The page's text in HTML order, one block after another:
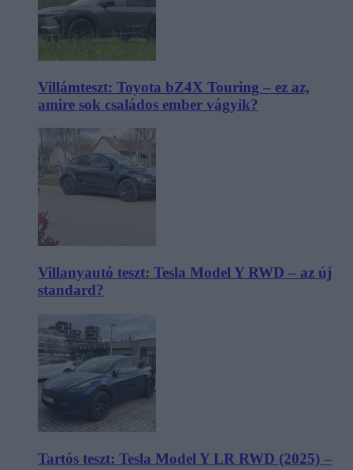
Villámteszt: Toyota bZ4X Touring – ez az,
amire sok családos ember vágyik?
Villanyautó teszt: Tesla Model Y RWD – az új
standard?
Tartós teszt: Tesla Model Y LR RWD (2025) –